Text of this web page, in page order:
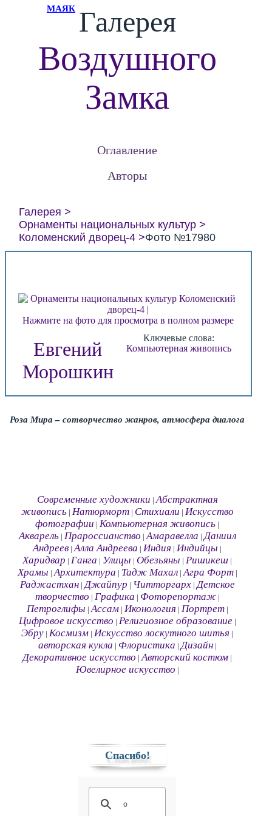
МАЯК Галерея
Воздушного
Замка
Оглавление
Авторы
Галерея
Орнаменты национальных культур
Коломенский дворец-4
Фото №17980
Нажмите на фото для просмотра в полном размере
Евгений
Морошкин
Ключевые слова:
Компьютерная живопись
Роза Мира – сотворчество жанров, атмосфера диалога
Современные художники |Абстрактная
живопись| Натюрморт| Стихиали Искусство
фотографии |Компьютерная живопись
Акварель| Прароссианство |Амаравелла |Даниил
Андреев |Алла Андреева |Индия |Индийцы
Харидвар |Ганга Улицы |Обезьяны |Ришикеш
Храмы |Архитектура Тадж Махал|Агра Форт|
Раджастхан|Джайпур Читторгарх|Детское
творчество Графика Фоторепортаж|
Петроглифы |Ассам| Иконология Портрет|
Цифровое искусство Религиозное образование|
Эбру |Космизм |Искусство лоскутного шитья
авторская кукла Флористика |Дизайн|
Декоративное искусство |Авторский костюм
Ювелирное искусство
Спасибо!